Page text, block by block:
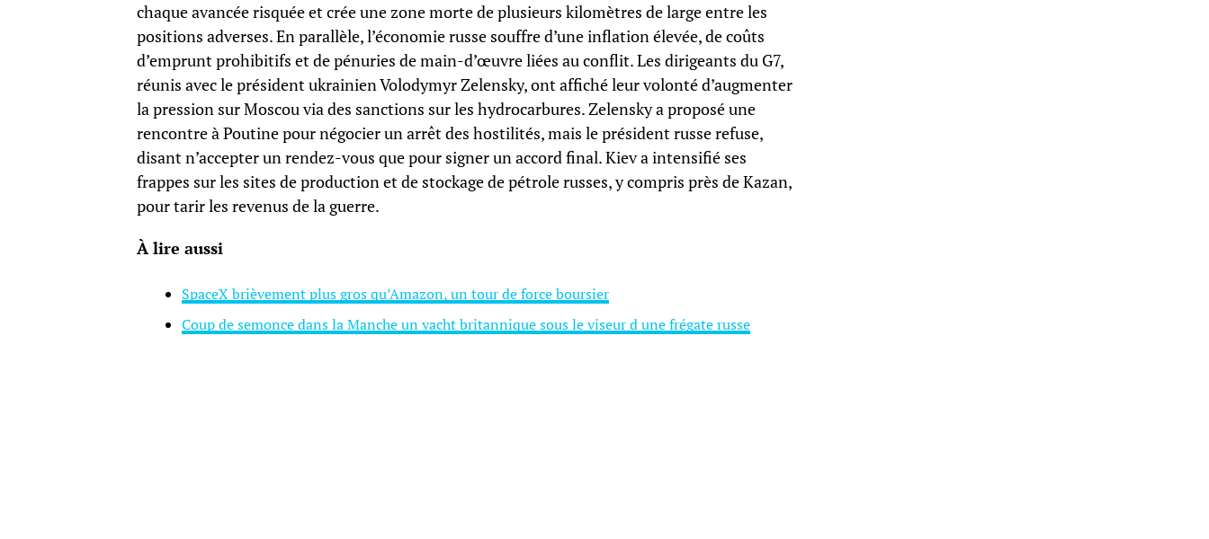
chaque avancée risquée et crée une zone morte de plusieurs kilomètres de large entre les
positions adverses. En parallèle, l’économie russe souffre d’une inflation élevée, de coûts
d’emprunt prohibitifs et de pénuries de main-d’œuvre liées au conflit. Les dirigeants du G7,
réunis avec le président ukrainien Volodymyr Zelensky, ont affiché leur volonté d’augmenter
la pression sur Moscou via des sanctions sur les hydrocarbures. Zelensky a proposé une
rencontre à Poutine pour négocier un arrêt des hostilités, mais le président russe refuse,
disant n’accepter un rendez-vous que pour signer un accord final. Kiev a intensifié ses
frappes sur les sites de production et de stockage de pétrole russes, y compris près de Kazan,
pour tarir les revenus de la guerre.
À lire aussi
SpaceX brièvement plus gros qu’Amazon, un tour de force boursier
Coup de semonce dans la Manche un yacht britannique sous le viseur d une frégate russe